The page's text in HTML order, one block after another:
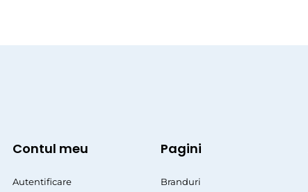
Contul meu
Autentificare
Pagini
Branduri